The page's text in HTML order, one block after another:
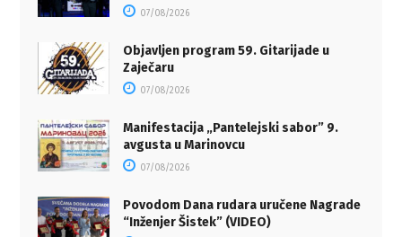
07/08/2026
Objavljen program 59. Gitarijade u
Zaječaru
07/08/2026
Manifestacija „Pantelejski sabor” 9.
avgusta u Marinovcu
07/08/2026
Povodom Dana rudara uručene Nagrade
“Inženjer Šistek” (VIDEO)